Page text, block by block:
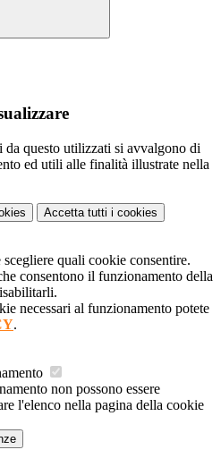
questo utilizzati si avvalgono di
ed utili alle finalità illustrate nella
Accetta tutti i cookies
quali cookie consentire.
consentono il funzionamento della
necessari al funzionamento potete
.
non possono essere
l'elenco nella pagina della cookie